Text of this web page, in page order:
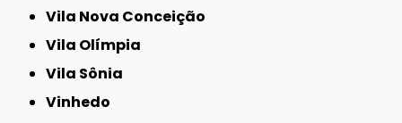
Vila Nova Conceição
Vila Olímpia
Vila Sônia
Vinhedo